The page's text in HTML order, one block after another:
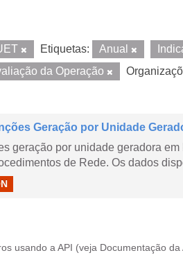
Etiquetas: Anual
da Operação
Geração por Unidade
geração por unidade geradora
de Rede. Os dados
usando a API (veja Documentação da